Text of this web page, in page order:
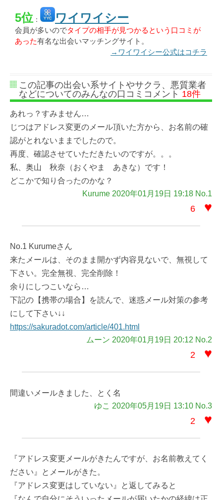
5位 ： ワイワイシー
会員が多いのでタイプの相手が見つかるという口コミが
あった有名な出会いマッチングサイト。
→ワイワイシー公式はコチラ
この記事の出会い系サイトやサクラ、悪質業者
などについてのみんなの口コミコメント 18件
あれっ？すみません…
じつはアドレス変更のメール頂いた方から、お名前の確
認がとれないままでしたので。
再度、確認させていただきたいのですが。。。
私、奥山 秋奈（おくやま あきな）です！
どこかで知り合ったのかな？
Kurume 2020年01月19日 19:18 No.1
6 ♥
No.1 Kurumeさん
来たメールは、そのまま開かず内容見ないで、無視して
下さい。完全無視、完全削除！
余りにしつこいなら…
下記の【携帯の場合】を読んで、迷惑メール対策の参考
にして下さい↓↓
https://sakuradot.com/article/401.html
ムーン 2020年01月19日 20:12 No.2
2 ♥
間違いメールきました、とく名
ゆこ 2020年05月19日 13:10 No.3
2 ♥
『アドレス変更メールがきたんですが、お名前教えてく
ださい』とメールがきた。
『アドレス変更はしていない』と返してみると